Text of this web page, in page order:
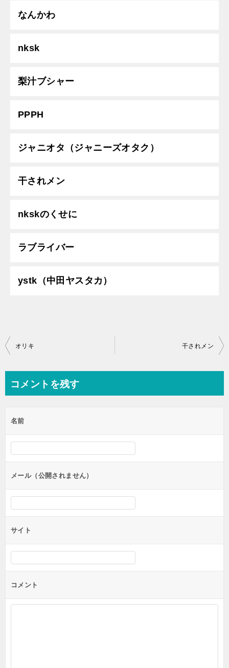
なんかわ
nksk
梨汁ブシャー
PPPH
ジャニオタ（ジャニーズオタク）
干されメン
nkskのくせに
ラブライバー
ystk（中田ヤスタカ）
投
ビ
ー
シ
ン
オリキ 干されメン
コメントを残す
名前
メール（公開されません）
サイト
コメント